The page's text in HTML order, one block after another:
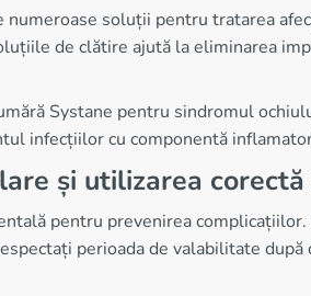
numeroase soluții pentru tratarea
de clătire ajută la eliminarea
Systane pentru sindromul
infecțiilor cu componentă
și utilizarea
pentru prevenirea
perioada de valabilitate